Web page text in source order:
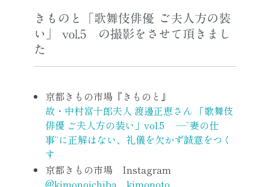
きものと「歌舞伎俳優 ご夫人方の装
い」 vol.5 の撮影をさせて頂きまし
た
京都きもの市場『きものと』
故・中村富十郎夫人 渡邊正恵さん 「歌舞伎
俳優 ご夫人方の装い」vol.5 ―“妻の仕
事“に正解はない、礼儀を欠かず誠意をつく
す
京都きもの市場 Instagram
@kimonoichiba
kimonoto__